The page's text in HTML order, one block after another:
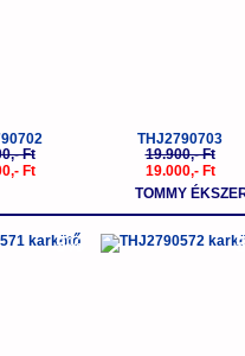
Ft
Ft
THJ2790703
19.900,- Ft
19.000,- Ft
TOMMY
-5% -